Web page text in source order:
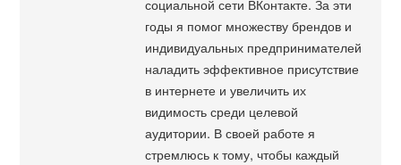
социальной сети ВКонтакте. За эти
годы я помог множеству брендов и
индивидуальных предпринимателей
наладить эффективное присутствие
в интернете и увеличить их
видимость среди целевой
аудитории. В своей работе я
стремлюсь к тому, чтобы каждый